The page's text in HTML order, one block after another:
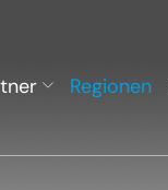
Regionen